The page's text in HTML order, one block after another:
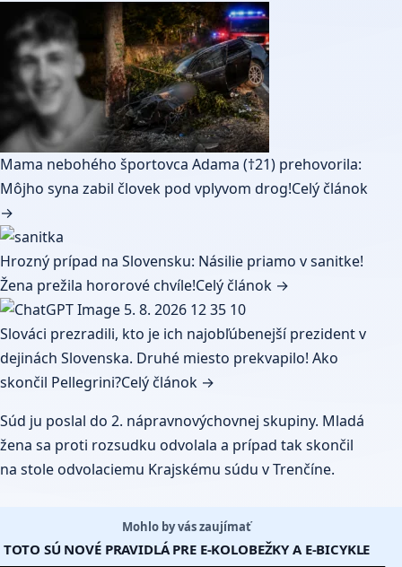
Mama nebohého športovca Adama (†21) prehovorila:
Môjho syna zabil človek pod vplyvom drog!Celý článok
→
Hrozný prípad na Slovensku: Násilie priamo v sanitke!
Žena prežila hororové chvíle!Celý článok →
Slováci prezradili, kto je ich najobľúbenejší prezident v
dejinách Slovenska. Druhé miesto prekvapilo! Ako
skončil Pellegrini?Celý článok →
Súd ju poslal do 2. nápravnovýchovnej skupiny. Mladá
žena sa proti rozsudku odvolala a prípad tak skončil
na stole odvolaciemu Krajskému súdu v Trenčíne.
Mohlo by vás zaujímať
TOTO SÚ NOVÉ PRAVIDLÁ PRE E-KOLOBEŽKY A E-BICYKLE